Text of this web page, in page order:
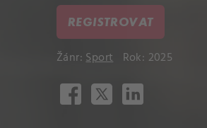
REGISTROVAT
Žánr:Sport Rok: 2025